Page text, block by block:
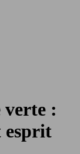
verte :
esprit